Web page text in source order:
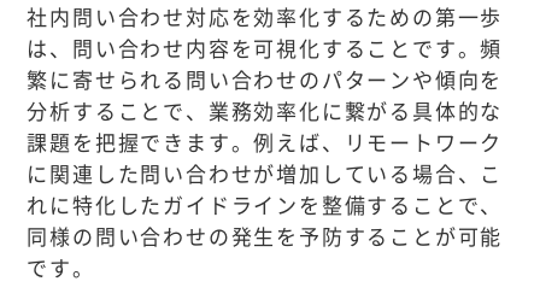
社内問い合わせ対応を効率化するための第一歩
は、問い合わせ内容を可視化することです。頻
繁に寄せられる問い合わせのパターンや傾向を
分析することで、業務効率化に繋がる具体的な
課題を把握できます。例えば、リモートワーク
に関連した問い合わせが増加している場合、こ
れに特化したガイドラインを整備することで、
同様の問い合わせの発生を予防することが可能
です。